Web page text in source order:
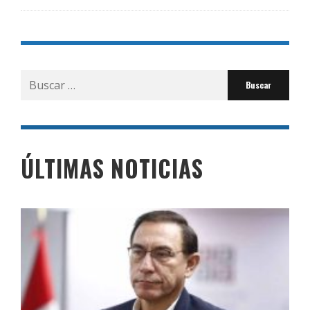
Buscar
por:
ÚLTIMAS NOTICIAS